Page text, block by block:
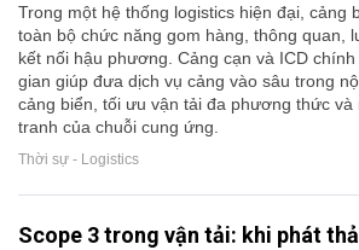
Trong một hệ thống logistics hiện đại, cảng
toàn bộ chức năng gom hàng, thông quan,
kết nối hậu phương. Cảng cạn và ICD
gian giúp đưa dịch vụ cảng vào sâu trong
cảng biển, tối ưu vận tải đa phương thức và
tranh của chuỗi cung ứng.
Thời sự - Logistics
Scope 3 trong vận tải: khi phát